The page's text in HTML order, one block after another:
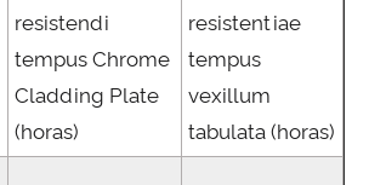
resistendi
tempus Chrome
Cladding Plate
(horas)
resistentiae
tempus
vexillum
tabulata (horas)